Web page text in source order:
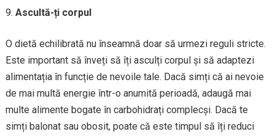
Ascultă-ți corpul
O dietă echilibrată nu înseamnă doar să urmezi reguli stricte.
Este important să înveți să îți asculți corpul și să adaptezi
alimentația în funcție de nevoile tale. Dacă simți că ai nevoie
de mai multă energie într-o anumită perioadă, adaugă mai
multe alimente bogate în carbohidrați complecși. Dacă te
simți balonat sau obosit, poate că este timpul să îți reduci